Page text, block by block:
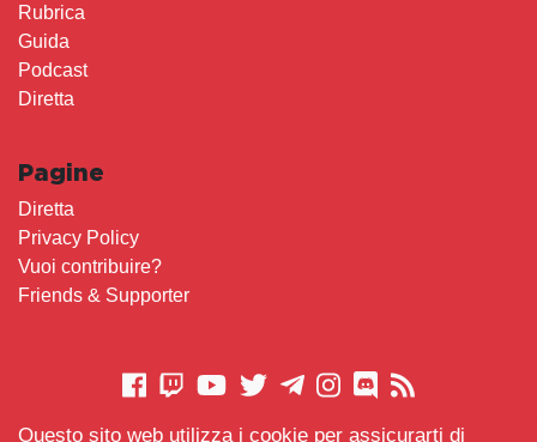
Questo sito web utilizza i cookie per assicurarti di
Rubrica
Guida
Podcast
Diretta
Pagine
Diretta
Privacy Policy
Vuoi contribuire?
Friends & Supporter